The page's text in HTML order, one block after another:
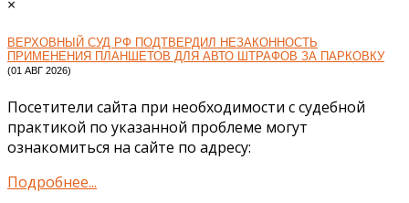
×
ВЕРХОВНЫЙ СУД РФ ПОДТВЕРДИЛ НЕЗАКОННОСТЬ
ПРИМЕНЕНИЯ ПЛАНШЕТОВ ДЛЯ АВТО ШТРАФОВ ЗА ПАРКОВКУ
(01 АВГ 2026)
Посетители сайта при необходимости с судебной
практикой по указанной проблеме могут
ознакомиться на сайте по адресу:
Подробнее...